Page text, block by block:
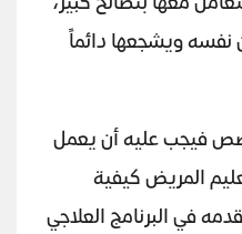
نفسه ويشجعها دائماً
فيجب عليه أن يعمل
المريض كيفية
في البرنامج العلاجي